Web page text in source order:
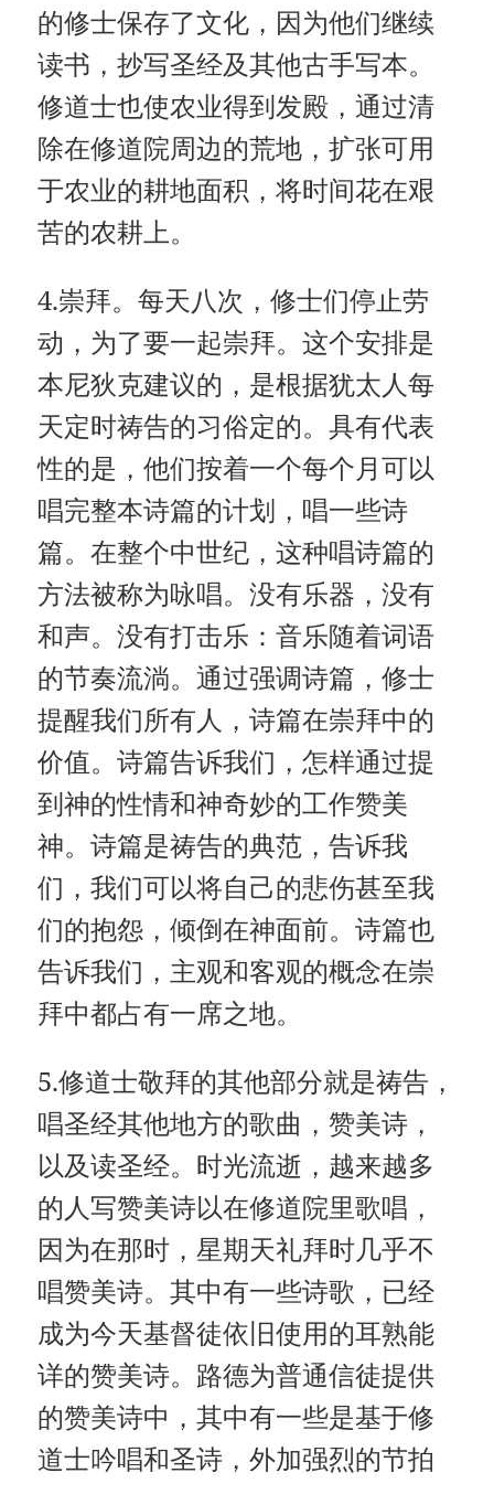
的修士保存了文化，因为他们继续
读书，抄写圣经及其他古手写本。
修道士也使农业得到发殿，通过清
除在修道院周边的荒地，扩张可用
于农业的耕地面积，将时间花在艰
苦的农耕上。
4.崇拜。每天八次，修士们停止劳
动，为了要一起崇拜。这个安排是
本尼狄克建议的，是根据犹太人每
天定时祷告的习俗定的。具有代表
性的是，他们按着一个每个月可以
唱完整本诗篇的计划，唱一些诗
篇。在整个中世纪，这种唱诗篇的
方法被称为咏唱。没有乐器，没有
和声。没有打击乐：音乐随着词语
的节奏流淌。通过强调诗篇，修士
提醒我们所有人，诗篇在崇拜中的
价值。诗篇告诉我们，怎样通过提
到神的性情和神奇妙的工作赞美
神。诗篇是祷告的典范，告诉我
们，我们可以将自己的悲伤甚至我
们的抱怨，倾倒在神面前。诗篇也
告诉我们，主观和客观的概念在崇
拜中都占有一席之地。
5.修道士敬拜的其他部分就是祷告，
唱圣经其他地方的歌曲，赞美诗，
以及读圣经。时光流逝，越来越多
的人写赞美诗以在修道院里歌唱，
因为在那时，星期天礼拜时几乎不
唱赞美诗。其中有一些诗歌，已经
成为今天基督徒依旧使用的耳熟能
详的赞美诗。路德为普通信徒提供
的赞美诗中，其中有一些是基于修
道士吟唱和圣诗，外加强烈的节拍